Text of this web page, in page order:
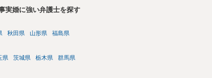
実婚に強い弁護士を探す
秋田県 山形県 福島県
県 茨城県 栃木県 群馬県